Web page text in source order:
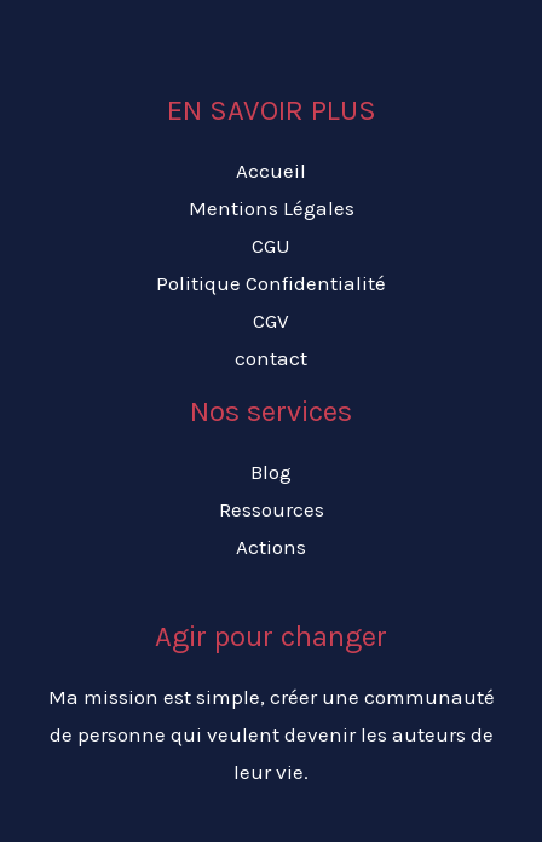
EN SAVOIR PLUS
Accueil
Mentions Légales
CGU
Politique Confidentialité
CGV
contact
Nos services
Blog
Ressources
Actions
Agir pour changer
Ma mission est simple, créer une communauté
de personne qui veulent devenir les auteurs de
leur vie.